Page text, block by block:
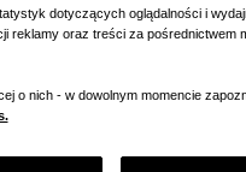
dotyczących oglądalności i
reklamy oraz treści za pośrednictwem
o nich - w dowolnym momencie